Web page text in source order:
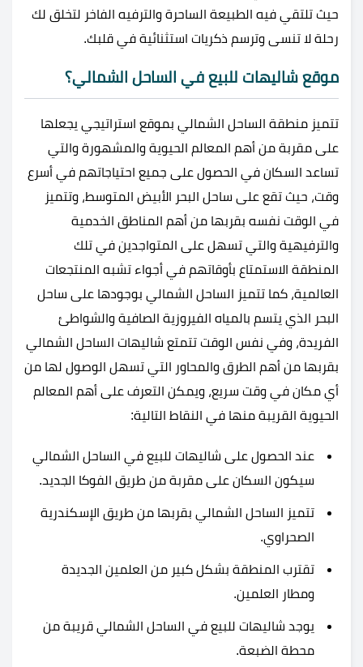
حيث تلتقي فيه الطبيعة الساحرة والترفيه الفاخر لتخلق لك
رحلة لا تنسى وترسم ذكريات استثنائية في قلبك.
موقع شاليهات للبيع في الساحل الشمالي؟
تتميز منطقة الساحل الشمالي بموقع استراتيجي يجعلها
على مقربة من أهم المعالم الحيوية والمشهورة والتي
تساعد السكان في الحصول على جميع احتياجاتهم في أسرع
وقت، حيث تقع على ساحل البحر الأبيض المتوسط، وتتميز
في الوقت نفسه بقربها من أهم المناطق الخدمية
والترفيهية والتي تسهل على المتواجدين في تلك
المنطقة الاستمتاع بأوقاتهم في أجواء تشبه المنتجعات
العالمية، كما تتميز الساحل الشمالي بوجودها على ساحل
البحر الذي يتسم بالمياه الفيروزية الصافية والشواطئ
الفريدة، وفي نفس الوقت تتمتع شاليهات الساحل الشمالي
بقربها من أهم الطرق والمحاور التي تسهل الوصول لها من
أي مكان في وقت سريع، ويمكن التعرف على أهم المعالم
الحيوية القريبة منها في النقاط التالية:
عند الحصول على شاليهات للبيع في الساحل الشمالي
سيكون السكان على مقربة من طريق الفوكا الجديد.
تتميز الساحل الشمالي بقربها من طريق الإسكندرية
الصحراوي.
تقترب المنطقة بشكل كبير من العلمين الجديدة
ومطار العلمين.
يوجد شاليهات للبيع في الساحل الشمالي قريبة من
محطة الضبعة.